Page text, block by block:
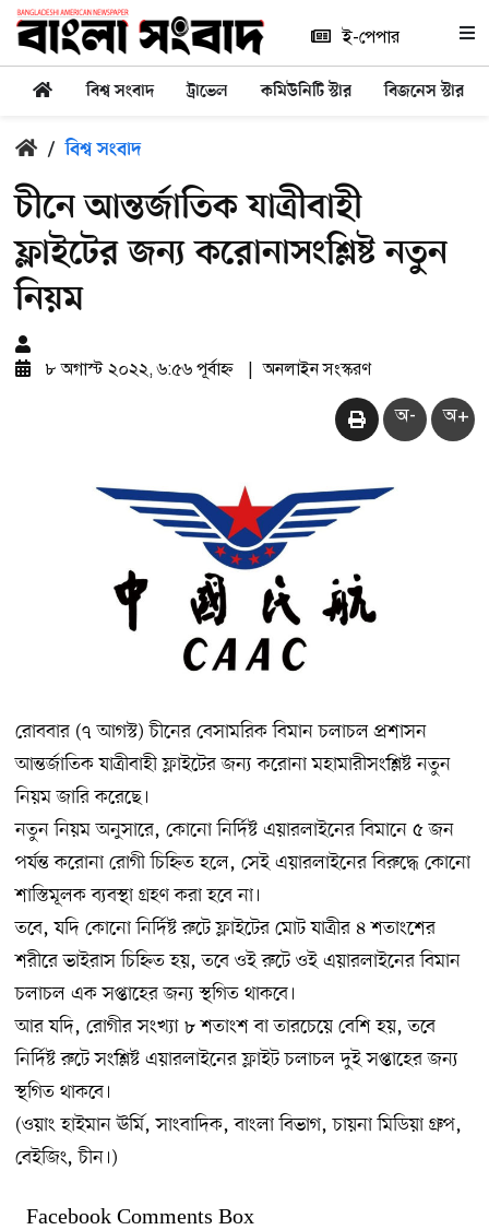
ই-পেপার
বিশ্ব সংবাদ ট্রাভেল কমিউনিটি স্টার বিজনেস স্টার
/ বিশ্ব সংবাদ
চীনে আন্তর্জাতিক যাত্রীবাহী
ফ্লাইটের জন্য করোনাসংশ্লিষ্ট নতুন
নিয়ম
৮ অগাস্ট ২০২২, ৬:৫৬ পূর্বাহ্ন অনলাইন সংস্করণ
অ- অ+
রোববার (৭ আগস্ট) চীনের বেসামরিক বিমান চলাচল প্রশাসন
আন্তর্জাতিক যাত্রীবাহী ফ্লাইটের জন্য করোনা মহামারীসংশ্লিষ্ট নতুন
নিয়ম জারি করেছে।
নতুন নিয়ম অনুসারে, কোনো নির্দিষ্ট এয়ারলাইনের বিমানে ৫ জন
পর্যন্ত করোনা রোগী চিহ্নিত হলে, সেই এয়ারলাইনের বিরুদ্ধে কোনো
শাস্তিমূলক ব্যবস্থা গ্রহণ করা হবে না।
তবে, যদি কোনো নির্দিষ্ট রুটে ফ্লাইটের মোট যাত্রীর ৪ শতাংশের
শরীরে ভাইরাস চিহ্নিত হয়, তবে ওই রুটে ওই এয়ারলাইনের বিমান
চলাচল এক সপ্তাহের জন্য স্থগিত থাকবে।
আর যদি, রোগীর সংখ্যা ৮ শতাংশ বা তারচেয়ে বেশি হয়, তবে
নির্দিষ্ট রুটে সংশ্লিষ্ট এয়ারলাইনের ফ্লাইট চলাচল দুই সপ্তাহের জন্য
স্থগিত থাকবে।
(ওয়াং হাইমান ঊর্মি, সাংবাদিক, বাংলা বিভাগ, চায়না মিডিয়া গ্রুপ,
বেইজিং, চীন।)
Facebook Comments Box